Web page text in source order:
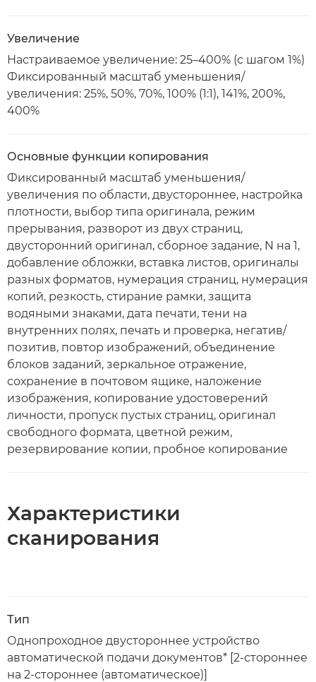
Увеличение
Настраиваемое увеличение: 25–400% (с шагом 1%)
Фиксированный масштаб уменьшения/
увеличения: 25%, 50%, 70%, 100% (1:1), 141%, 200%,
400%
Основные функции копирования
Фиксированный масштаб уменьшения/
увеличения по области, двустороннее, настройка
плотности, выбор типа оригинала, режим
прерывания, разворот из двух страниц,
двусторонний оригинал, сборное задание, N на 1,
добавление обложки, вставка листов, оригиналы
разных форматов, нумерация страниц, нумерация
копий, резкость, стирание рамки, защита
водяными знаками, дата печати, тени на
внутренних полях, печать и проверка, негатив/
позитив, повтор изображений, объединение
блоков заданий, зеркальное отражение,
сохранение в почтовом ящике, наложение
изображения, копирование удостоверений
личности, пропуск пустых страниц, оригинал
свободного формата, цветной режим,
резервирование копии, пробное копирование
Характеристики
сканирования
Тип
Однопроходное двустороннее устройство
автоматической подачи документов* [2-стороннее
на 2-стороннее (автоматическое)]